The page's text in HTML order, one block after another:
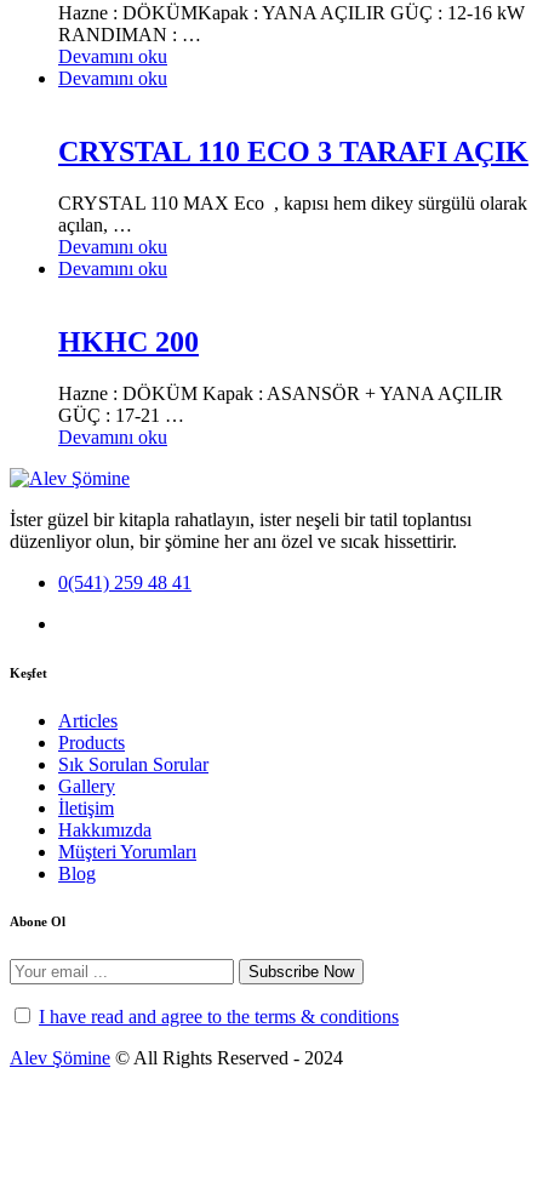
Hazne : DÖKÜMKapak : YANA AÇILIR GÜÇ : 12-16 kW
RANDIMAN : …
Devamını oku
Devamını oku
CRYSTAL 110 ECO 3 TARAFI AÇIK
CRYSTAL 110 MAX Eco , kapısı hem dikey sürgülü olarak
açılan, …
Devamını oku
Devamını oku
HKHC 200
Hazne : DÖKÜM Kapak : ASANSÖR + YANA AÇILIR
GÜÇ : 17-21 …
Devamını oku
İster güzel bir kitapla rahatlayın, ister neşeli bir tatil toplantısı
düzenliyor olun, bir şömine her anı özel ve sıcak hissettirir.
0(541) 259 48 41
Keşfet
Articles
Products
Sık Sorulan Sorular
Gallery
İletişim
Hakkımızda
Müşteri Yorumları
Blog
Abone Ol
Subscribe Now
I have read and agree to the terms & conditions
Alev Şömine © All Rights Reserved - 2024